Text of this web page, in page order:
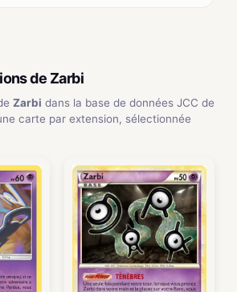
de Zarbi
Zarbi dans la base de données JCC de
carte par extension, sélectionnée